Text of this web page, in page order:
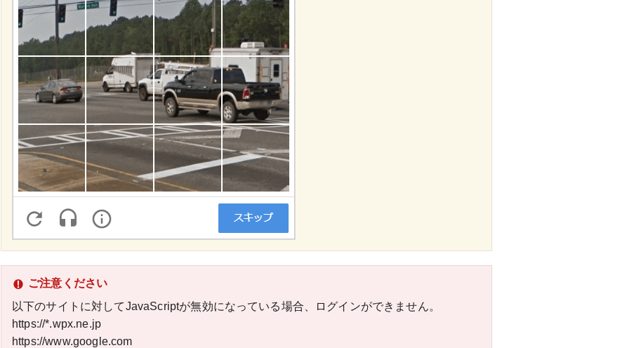
ご注意ください
以下のサイトに対してJavaScriptが無効になっている場合、ログインができません。
https://*.wpx.ne.jp
https://www.google.com